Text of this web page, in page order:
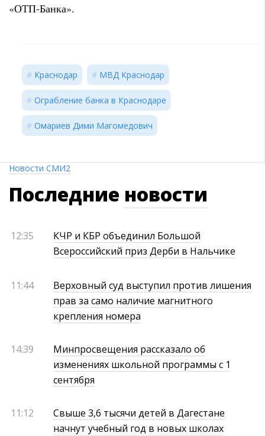
«ОТП-Банка».
Краснодар МВД Краснодар
Ограбление банка в Краснодаре
Омариев Дими Магомедович
Новости СМИ2
Последние новости
12:35
КЧР и КБР объединил Большой
Всероссийский приз Дерби в Нальчике
11:44
Верховный суд выступил против лишения
прав за само наличие магнитного
крепления номера
14:39
Минпросвещения рассказало об
изменениях школьной программы с 1
сентября
11:12
Свыше 3,6 тысячи детей в Дагестане
начнут учебный год в новых школах